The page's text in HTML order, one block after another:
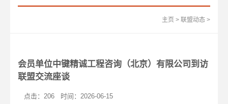
主页 > 联盟动态 >
会员单位中键精诚工程咨询（北京）有限公司到访
联盟交流座谈
点击： 206 时间：2026-06-15